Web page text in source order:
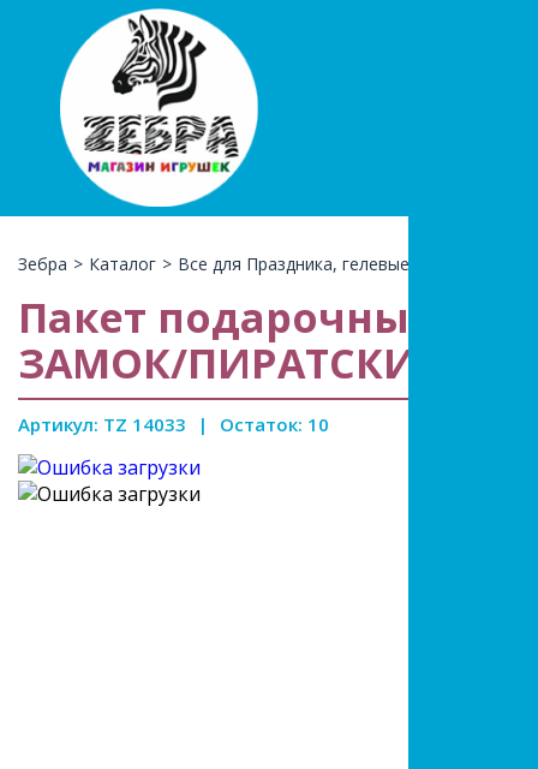
Зебра > Каталог > Все для Праздника, гелевые шары
Пакет подарочный
ЗАМОК/ПИРАТСКИЙ
Артикул: TZ 14033 | Остаток: 10